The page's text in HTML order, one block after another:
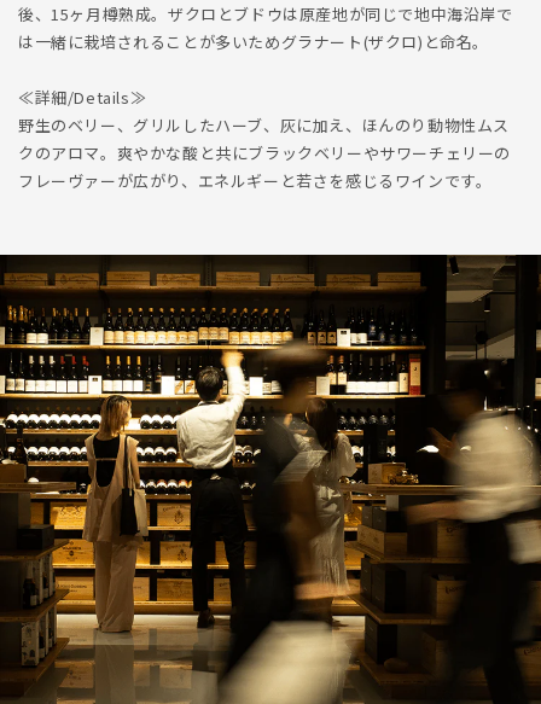
後、15ヶ月樽熟成。ザクロとブドウは原産地が同じで地中海沿岸で
は一緒に栽培されることが多いためグラナート(ザクロ)と命名。
≪詳細/Details≫
野生のベリー、グリルしたハーブ、灰に加え、ほんのり動物性ムス
クのアロマ。爽やかな酸と共にブラックベリーやサワーチェリーの
フレーヴァーが広がり、エネルギーと若さを感じるワインです。